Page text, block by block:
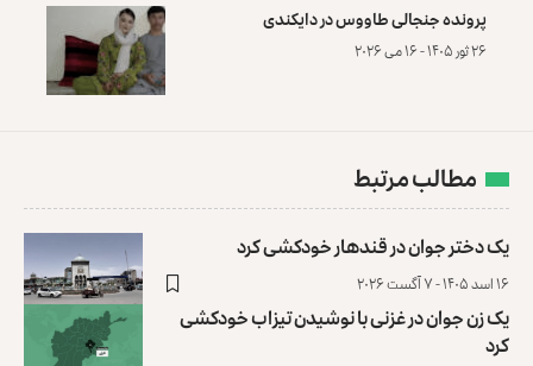
پرونده‌ جنجالی طاووس در دایکندی
۲۶ ثور ۱۴۰۵ - ۱۶ می ۲۰۲۶
مطالب مرتبط
یک دختر جوان در قندهار خودکشی کرد
۱۶ اسد ۱۴۰۵ - ۷ آگست ۲۰۲۶
یک زن جوان در غزنی با نوشیدن تیزاب خودکشی
کرد